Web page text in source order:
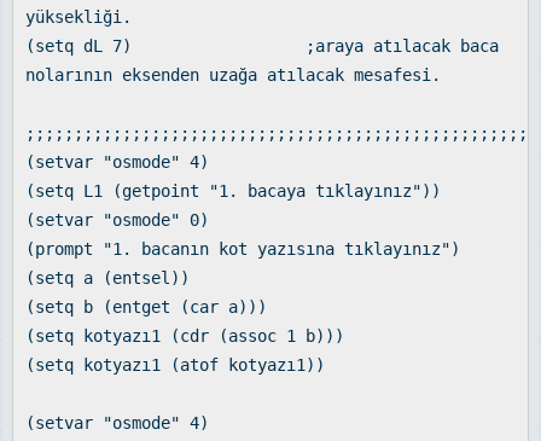
yüksekliği.
(setq dL 7) ;araya atılacak baca
nolarının eksenden uzağa atılacak mesafesi.
(setvar "osmode" 4)
(setq L1 (getpoint "1. bacaya tıklayınız"))
(setvar "osmode" 0)
(prompt "1. bacanın kot yazısına tıklayınız")
(setq a (entsel))
(setq b (entget (car a)))
(setq kotyazı1 (cdr (assoc 1 b)))
(setq kotyazı1 (atof kotyazı1))
(setvar "osmode" 4)